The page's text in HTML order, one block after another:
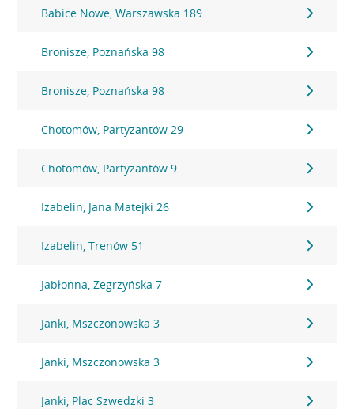
Babice Nowe, Warszawska 189
Bronisze, Poznańska 98
Bronisze, Poznańska 98
Chotomów, Partyzantów 29
Chotomów, Partyzantów 9
Izabelin, Jana Matejki 26
Izabelin, Trenów 51
Jabłonna, Zegrzyńska 7
Janki, Mszczonowska 3
Janki, Mszczonowska 3
Janki, Plac Szwedzki 3